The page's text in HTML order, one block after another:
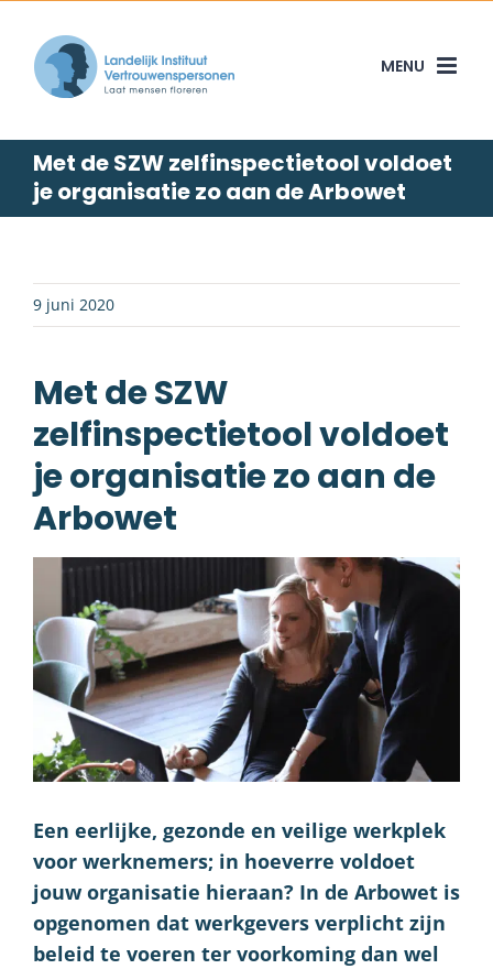
content
Met de SZW zelfinspectietool voldoet
je organisatie zo aan de Arbowet
9 juni 2020
Met de SZW
zelfinspectietool voldoet
je organisatie zo aan de
Arbowet
Een eerlijke, gezonde en veilige werkplek
voor werknemers; in hoeverre voldoet
jouw organisatie hieraan? In de Arbowet is
opgenomen dat werkgevers verplicht zijn
beleid te voeren ter voorkoming dan wel